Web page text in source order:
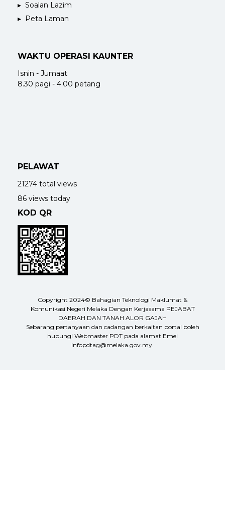
Soalan Lazim
Peta Laman
WAKTU OPERASI KAUNTER
Isnin - Jumaat
8.30 pagi - 4.00 petang
PELAWAT
21274 total views
86 views today
KOD QR
Copyright 2024© Bahagian Teknologi Maklumat &
Komunikasi Negeri Melaka Dengan Kerjasama PEJABAT
DAERAH DAN TANAH ALOR GAJAH
Sebarang pertanyaan dan cadangan berkaitan portal boleh
hubungi Webmaster PDT pada alamat Emel
infopdtag@melaka.gov.my.